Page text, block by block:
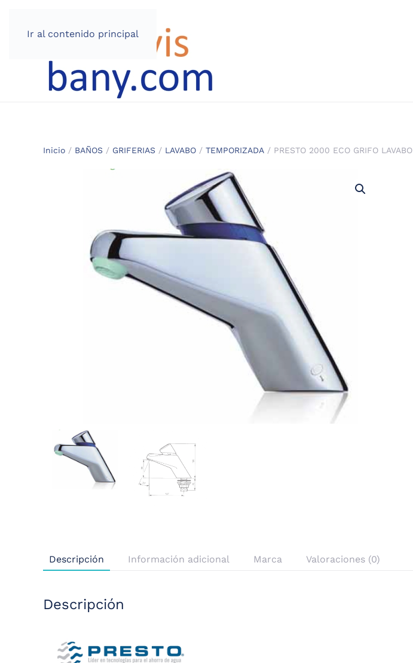
Ir al contenido principal
Inicio / BAÑOS / GRIFERIAS / LAVABO / TEMPORIZADA / PRESTO 2000 ECO GRIFO LAVABO
Descripción Información adicional Marca Valoraciones (0)
Descripción